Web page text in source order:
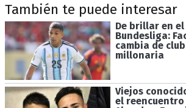
También te puede interesar
De brillar en
Bundesliga:
cambia de
millonaria
Viejos
el